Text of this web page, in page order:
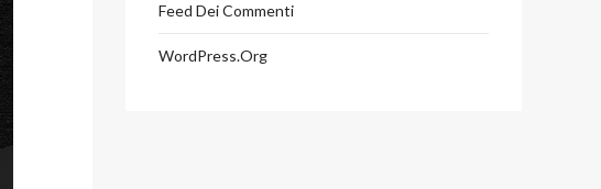
Feed Dei Commenti
WordPress.org